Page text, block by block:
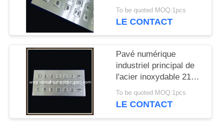
Matrix
To be quoted MOQ:1pcs
LE CONTACT
Pavé numérique
industriel principal de
l'acier inoxydable 21
3x7 Matrix
To be quoted MOQ:1pcs
LE CONTACT